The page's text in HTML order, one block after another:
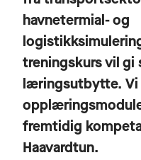
havnetermial- og
treningskurs vil
læringsutbytte. Vi
fremtidig
Haavardtun.